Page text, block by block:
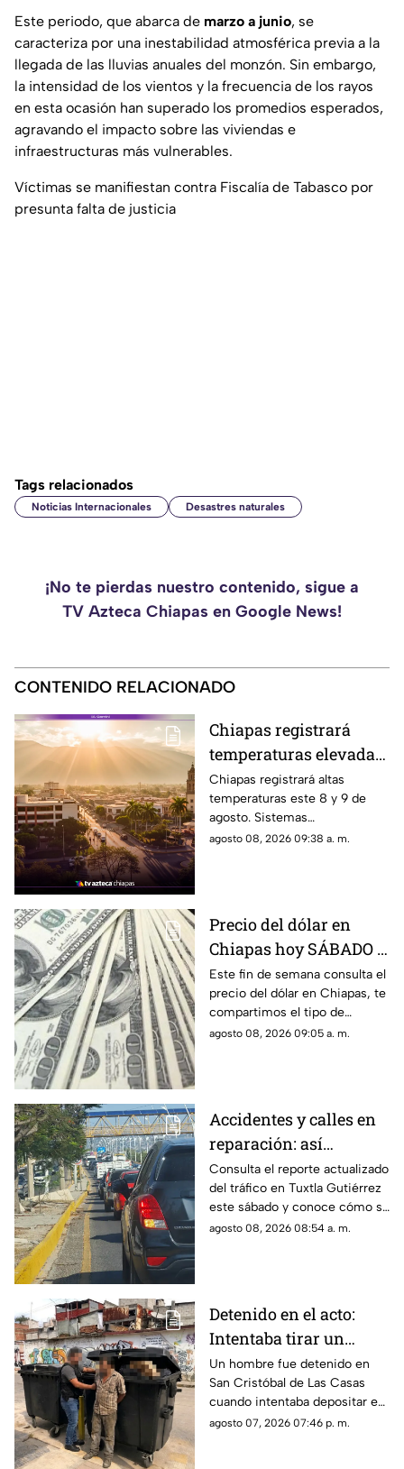
Este periodo, que abarca de marzo a junio, se
caracteriza por una inestabilidad atmosférica previa a la
llegada de las lluvias anuales del monzón. Sin embargo,
la intensidad de los vientos y la frecuencia de los rayos
en esta ocasión han superado los promedios esperados,
agravando el impacto sobre las viviendas e
infraestructuras más vulnerables.
Víctimas se manifiestan contra Fiscalía de Tabasco por
presunta falta de justicia
Tags relacionados
Noticias Internacionales Desastres naturales
¡No te pierdas nuestro contenido, sigue a
TV Azteca Chiapas en Google News!
CONTENIDO RELACIONADO
Chiapas registrará
temperaturas elevadas
este fin de semana:
calor extremo este 8 y 9
de agosto
Chiapas registrará altas
temperaturas este 8 y 9 de
agosto. Sistemas
anticiclónicos y la canícula
agosto 08, 2026 09:38 a. m.
Precio del dólar en
Chiapas hoy SÁBADO 8
de agosto de 2026: Tipo
de cambio para
COMPRA y VENTA
Este fin de semana consulta el
precio del dólar en Chiapas, te
compartimos el tipo de
cambio promedio, así como
agosto 08, 2026 09:05 a. m.
Accidentes y calles en
reparación: así
amanece el tráfico en
Tuxtla Gutiérrez hoy
sábado 8 de agosto
Consulta el reporte actualizado
del tráfico en Tuxtla Gutiérrez
este sábado y conoce cómo se
encuentra la circulación en las
agosto 08, 2026 08:54 a. m.
Detenido en el acto:
Intentaba tirar un
becerro muerto en un
contenedor de basura
en SCLC
Un hombre fue detenido en
San Cristóbal de Las Casas
cuando intentaba depositar en
un contenedor un costal que
agosto 07, 2026 07:46 p. m.